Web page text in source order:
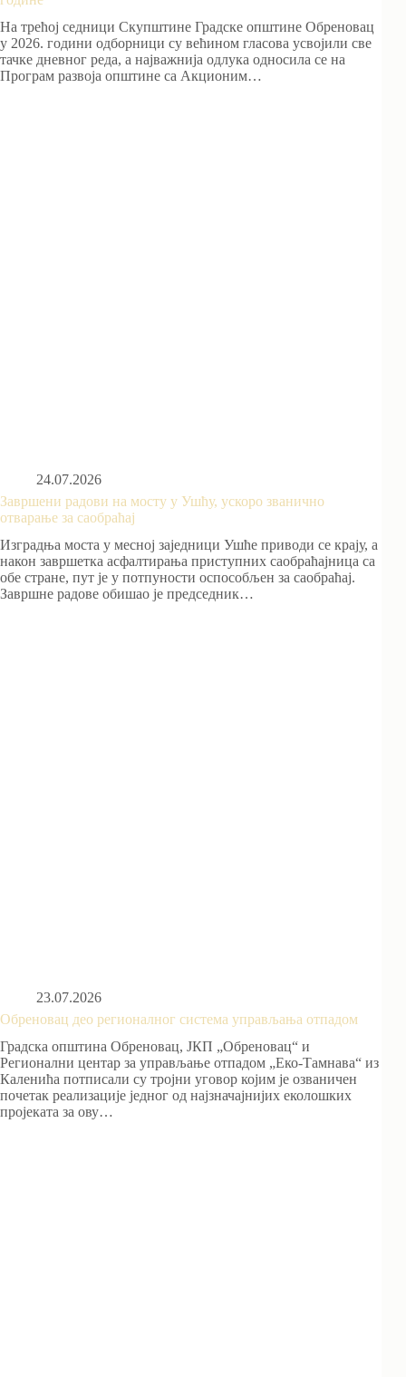
На трећој седници Скупштине Градске општине Обреновац
у 2026. години одборници су већином гласова усвојили све
тачке дневног реда, а најважнија одлука односила се на
Програм развоја општине са Акционим…
24.07.2026
Завршени радови на мосту у Ушћу, ускоро званично
отварање за саобраћај
Изградња моста у месној заједници Ушће приводи се крају, а
након завршетка асфалтирања приступних саобраћајница са
обе стране, пут је у потпуности оспособљен за саобраћај.
Завршне радове обишао је председник…
23.07.2026
Обреновац део регионалног система управљања отпадом
Градска општина Обреновац, ЈКП „Обреновац“ и
Регионални центар за управљање отпадом „Еко-Тамнава“ из
Каленића потписали су тројни уговор којим је озваничен
почетак реализације једног од најзначајнијих еколошких
пројеката за ову…